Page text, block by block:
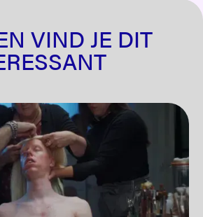
VIND JE DIT